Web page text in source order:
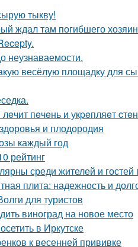
тыкву!
ждал там погибшего
неузнаваемости.
весёлую площадку для
пeчeнь и укpeпляeт
и плодородия
каждый год
рейтинг
среди жителей и гостей
плита: надежность и
для туристов
виноград на новое место
в Иркутске
к весенней прививке